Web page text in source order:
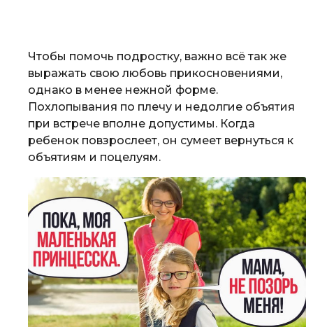
Чтобы помочь подростку, важно всё так же
выражать свою любовь прикосновениями,
однако в менее нежной форме.
Похлопывания по плечу и недолгие объятия
при встрече вполне допустимы. Когда
ребенок повзрослеет, он сумеет вернуться к
объятиям и поцелуям.